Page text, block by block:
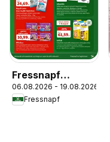
Fressnapf
Catalog
06.08.2026 - 19.08.2026
Fressnapf